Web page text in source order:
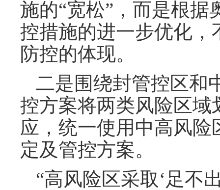
施的“宽松”，而是根
控措施的进一步优化
防控的体现。
二是围绕封管控区和
控方案将两类风险区
应，统一使用中高风
定及管控方案。
“高风险区采取‘足不